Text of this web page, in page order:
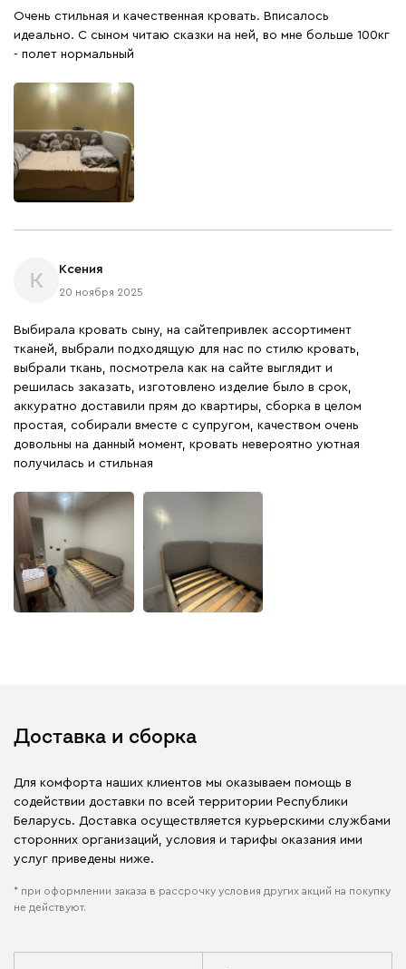
Очень стильная и качественная кровать. Вписалось
идеально. С сыном читаю сказки на ней, во мне больше 100кг
- полет нормальный
К
Ксения
20 ноября 2025
Выбирала кровать сыну, на сайтепривлек ассортимент
тканей, выбрали подходящую для нас по стилю кровать,
выбрали ткань, посмотрела как на сайте выглядит и
решилась заказать, изготовлено изделие было в срок,
аккуратно доставили прям до квартиры, сборка в целом
простая, собирали вместе с супругом, качеством очень
довольны на данный момент, кровать невероятно уютная
получилась и стильная
Доставка и сборка
Для комфорта наших клиентов мы оказываем помощь в
содействии доставки по всей территории Республики
Беларусь. Доставка осуществляется курьерскими службами
сторонних организаций, условия и тарифы оказания ими
услуг приведены ниже.
* при оформлении заказа в рассрочку условия других акций на покупку
не действуют.